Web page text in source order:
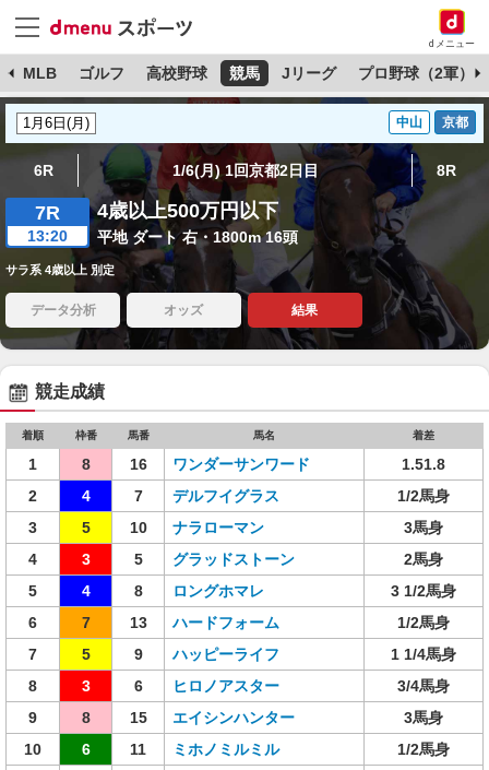
dメニュー
MLB ゴルフ 高校野球 競馬 Jリーグ プロ野球（2軍）
中山 京都
6R 1/6(月) 1回京都2日目 8R
7R
13:20
4歳以上500万円以下
平地 ダート 右・1800m 16頭
サラ系 4歳以上 別定
データ分析 オッズ 結果
競走成績
着順 枠番 馬番 馬名 着差
1 8 16 ワンダーサンワード
1.51.8
2
4 7 デルフイグラス
1/2馬身
3
5 10 ナラローマン
3馬身
4
3 5 グラッドストーン
2馬身
5
4 8 ロングホマレ
3 1/2馬身
6
7 13 ハードフォーム
1/2馬身
7
5 9 ハッピーライフ
1 1/4馬身
8
3 6 ヒロノアスター
3/4馬身
9
8 15 エイシンハンター
3馬身
10
6 11 ミホノミルミル
1/2馬身